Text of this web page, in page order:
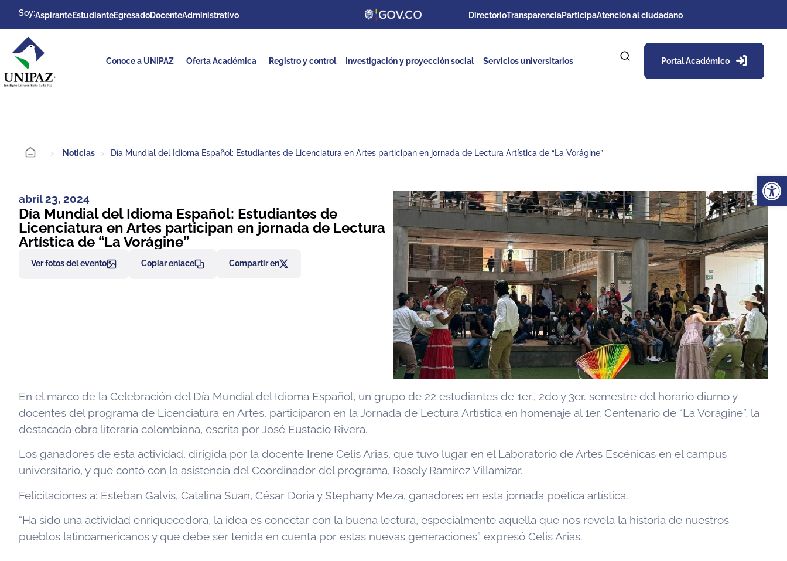
Soy:AspiranteEstudianteEgresadoDocenteAdministrativo DirectorioTransparenciaParticipaAtención al ciudadano
Conoce a UNIPAZ Oferta Académica Registro y control Investigación y proyección social Servicios universitarios Portal Académico
> Noticias > Día Mundial del Idioma Español: Estudiantes de Licenciatura en Artes participan en jornada de Lectura Artística de “La Vorágine”
abril 23, 2024
Día Mundial del Idioma Español: Estudiantes de
Licenciatura en Artes participan en jornada de Lectura
Artística de “La Vorágine”
Ver fotos del evento Copiar enlace Compartir en
En el marco de la Celebración del Día Mundial del Idioma Español, un grupo de 22 estudiantes de 1er., 2do y 3er. semestre del horario diurno y
docentes del programa de Licenciatura en Artes, participaron en la Jornada de Lectura Artística en homenaje al 1er. Centenario de “La Vorágine”, la
destacada obra literaria colombiana, escrita por José Eustacio Rivera.
Los ganadores de esta actividad, dirigida por la docente Irene Celis Arias, que tuvo lugar en el Laboratorio de Artes Escénicas en el campus
universitario, y que contó con la asistencia del Coordinador del programa, Rosely Ramírez Villamizar.
Felicitaciones a: Esteban Galvis, Catalina Suan, César Doria y Stephany Meza, ganadores en esta jornada poética artística.
“Ha sido una actividad enriquecedora, la idea es conectar con la buena lectura, especialmente aquella que nos revela la historia de nuestros
pueblos latinoamericanos y que debe ser tenida en cuenta por estas nuevas generaciones” expresó Celis Arias.